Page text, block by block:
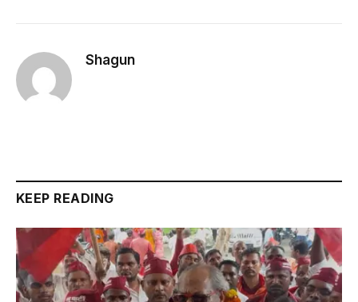
Shagun
KEEP READING